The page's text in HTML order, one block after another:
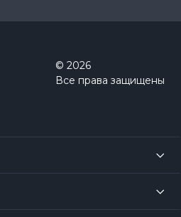
© 2026
Все права защищены